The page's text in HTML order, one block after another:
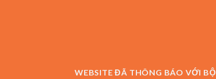
WEBSITE ĐÃ THÔNG BÁO VỚI BỘ